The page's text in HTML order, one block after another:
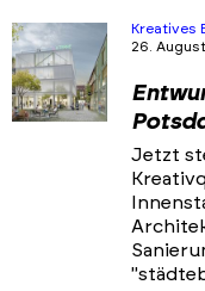
Kreatives
26.
Jetzt